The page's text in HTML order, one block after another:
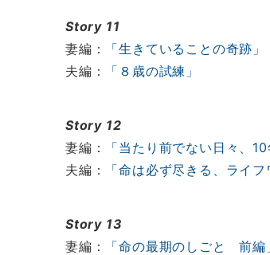
Story 11
妻編：
「生きていることの奇跡」
夫編：
「８歳の試練」
Story 12
妻編：
「当たり前でない日々、10
夫編：
「命は必ず尽きる、ライフ
Story 13
妻編：
「命の最期のしごと 前編